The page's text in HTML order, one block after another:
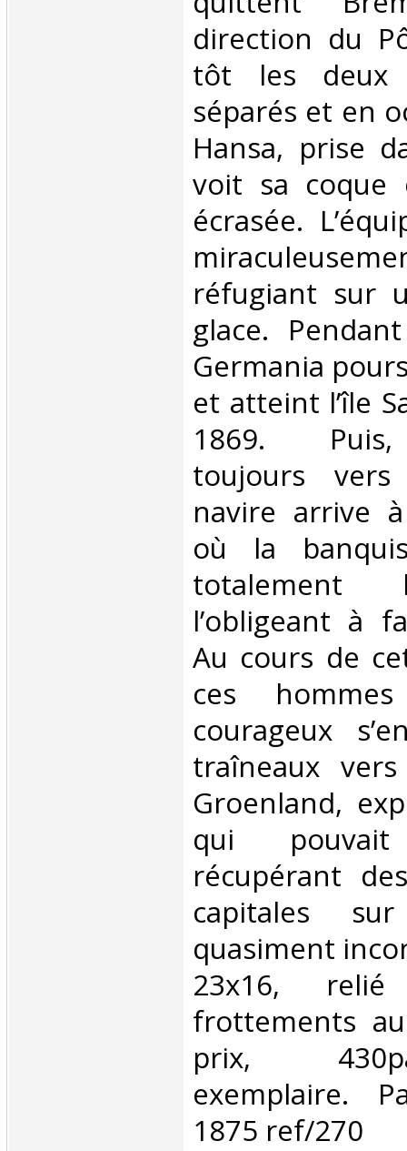
direction du
tôt les deux
séparés et en
Hansa, prise
voit sa coque
écrasée.
réfugiant sur
glace.
Germania
et atteint l’île
1869.
toujours
navire arrive
où la
totalement
l’obligeant à
Au cours de
ces
courageux
traîneaux
Groenland,
qui
récupérant
capitales
quasiment
23x16,
frottements
prix,
exemplaire.
1875 ref/270‎